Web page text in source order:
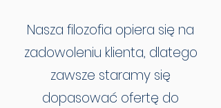
Nasza filozofia opiera się na
zadowoleniu klienta, dlatego
zawsze staramy się
dopasować ofertę do